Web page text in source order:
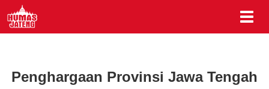
Penghargaan Provinsi Jawa Tengah